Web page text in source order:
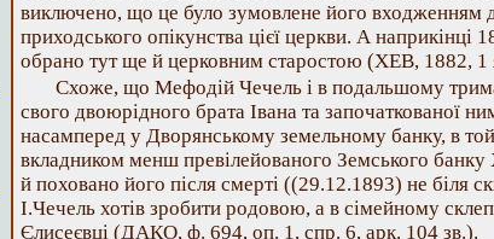
виключено, що це було зумовлене його входженням
приходського опікунства цієї церкви. А
обрано тут ще й церковним старостою (ХЕВ, 1882,
Схоже, що Мефодій Чечель і в подальшому
свого двоюрідного брата Івана та започаткованої
насамперед у Дворянському земельному банку, в
вкладником менш превілейованого Земського банку
й поховано його після смерті ((29.12.1893) не біля
І.Чечель хотів зробити родовою, а в сімейному
Єлисеєвці (ДАКО, ф. 694, оп. 1, спр. 6, арк. 104 зв.).